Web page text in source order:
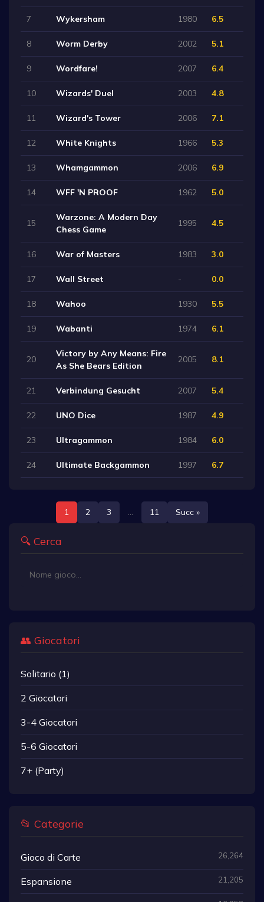
7 Wykersham 1980 6.5
8 Worm Derby 2002 5.1
9 Wordfare! 2007 6.4
10 Wizards' Duel 2003 4.8
11 Wizard's Tower 2006 7.1
12 White Knights 1966 5.3
13 Whamgammon 2006 6.9
14 WFF 'N PROOF 1962 5.0
15
Warzone: A Modern Day
Chess Game
1995 4.5
16 War of Masters 1983 3.0
17 Wall Street - 0.0
18 Wahoo 1930 5.5
19 Wabanti 1974 6.1
20
Victory by Any Means: Fire
As She Bears Edition
2005 8.1
21 Verbindung Gesucht 2007 5.4
22 UNO Dice 1987 4.9
23 Ultragammon 1984 6.0
24 Ultimate Backgammon 1997 6.7
1 2 3 11 Succ »
🔍 Cerca
👥 Giocatori
Solitario (1)
2 Giocatori
3-4 Giocatori
5-6 Giocatori
7+ (Party)
📂 Categorie
Gioco di Carte 26,264
Espansione 21,205